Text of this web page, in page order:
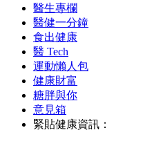
醫生專欄
醫健一分鐘
食出健康
醫 Tech
運動懶人包
健康財富
糖胖與你
意見箱
緊貼健康資訊：